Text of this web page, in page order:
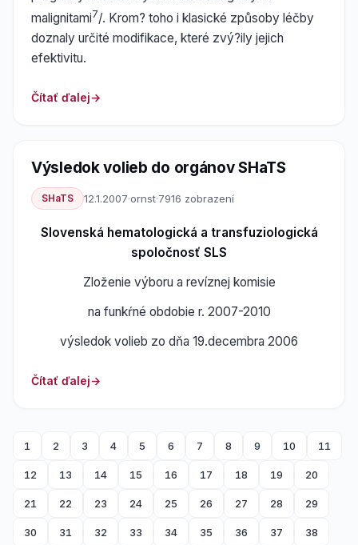
malignitami7/. Krom? toho i klasické způsoby léčby
doznaly určité modifikace, které zvý?ily jejich
efektivitu.
Čítať ďalej
Výsledok volieb do orgánov SHaTS
SHaTS 12.1.2007·ornst·7916 zobrazení
Slovenská hematologická a transfuziologická
spoločnosť SLS
Zloženie výboru a revíznej komisie
na funkŕné obdobie r. 2007-2010
výsledok volieb zo dňa 19.decembra 2006
Čítať ďalej
1 2 3 4 5 6 7 8 9 10 11
12 13 14 15 16 17 18 19 20
21 22 23 24 25 26 27 28 29
30 31 32 33 34 35 36 37 38